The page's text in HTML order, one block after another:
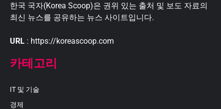
한국 국자(Korea Scoop)은 권위 있는 출처 및 보도 자료의
최신 뉴스를 공유하는 뉴스 사이트입니다.
URL : https://koreascoop.com
카테고리
IT 및 기술
경제